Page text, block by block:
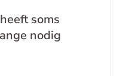
soms
nodig